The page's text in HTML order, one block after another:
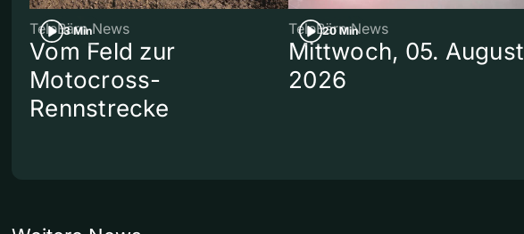
3 Min
TeleBärn News
Vom Feld zur
Motocross-
Rennstrecke
20 Min
TeleBärn News
Mittwoch, 05. August
2026